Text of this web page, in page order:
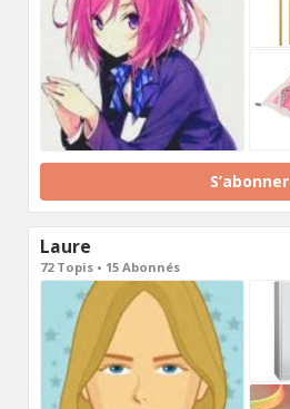
S’abonner
Laure
72 Topis • 15 Abonnés